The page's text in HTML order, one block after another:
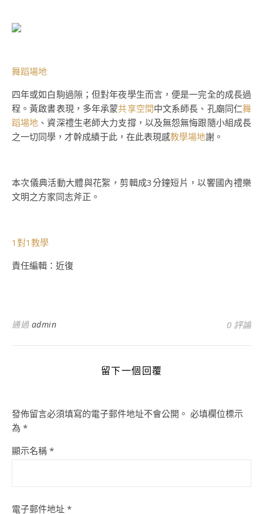
舞蹈場地
四年或如白駒過隙；但對年夜學生而言，便是一完全的成長過
程。黃啟書表現，多年承蒙共享空間中文系師長、孔廟同仁舞
蹈場地 、資深禮生老師大力支撐，以及無怨無悔跟隨小組成長
之一切同學，才幹成績于此，在此表現感教學場地謝。
本次儀典活動大體與花絮，剪輯成3分鐘短片，以饗國內禮樂
文明之方家同志斧正。
1對1教學
責任編輯：近復
通過 admin 0 評論
留下一個回覆
發佈留言必須填寫的電子郵件地址不會公開。 必填欄位標示
為 *
顯示名稱 *
電子郵件地址 *